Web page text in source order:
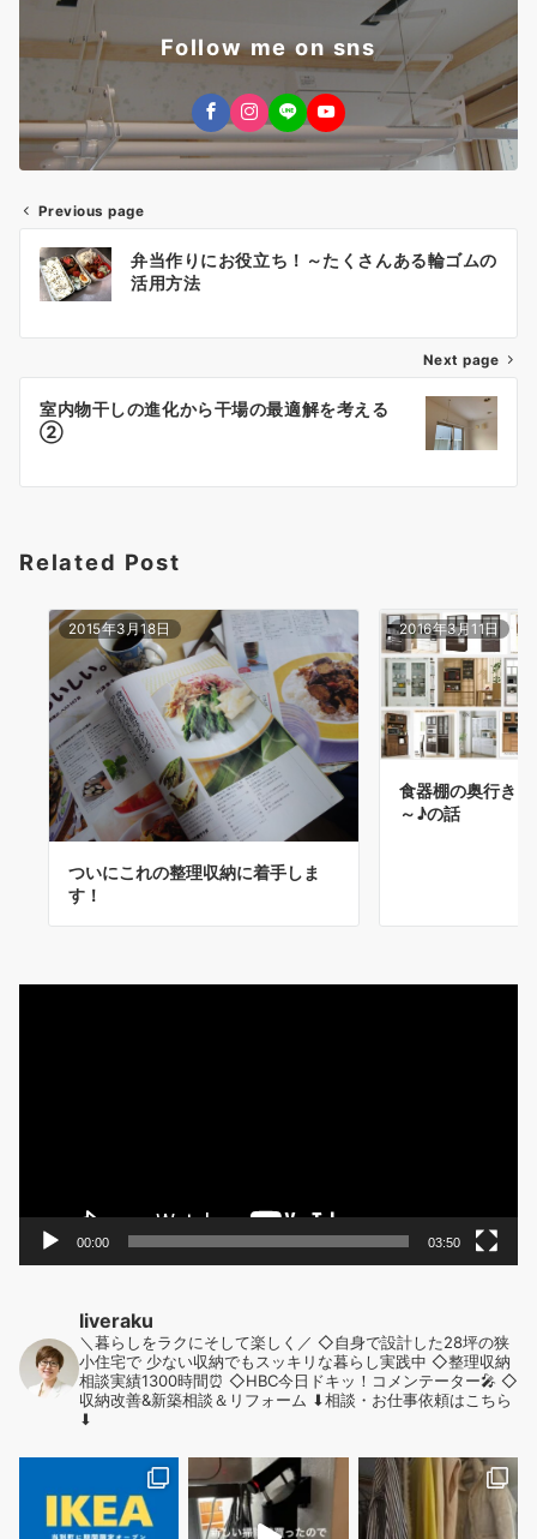
Follow me on sns
投
稿
ゲ
ー
シ
ン
Previous page
弁当作りにお役立ち！～たくさんある輪ゴムの
活用方法
Next page
室内物干しの進化から干場の最適解を考える
②
Related Post
2015年3月18日
ついにこれの整理収納に着手しま
す！
2016年3月11日
食器棚の奥行き
～♪の話
00:00 03:50
liveraku
＼暮らしをラクにそして楽しく／ ◇自身で設計した28坪の狭
小住宅で 少ない収納でもスッキリな暮らし実践中 ◇整理収納
相談実績1300時間⏰ ◇HBC今日ドキッ！コメンテーター🎤 ◇
収納改善&新築相談＆リフォーム ⬇︎相談・お仕事依頼はこちら
⬇︎